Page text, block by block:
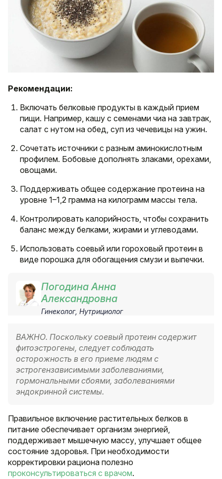
Рекомендации:
Включать белковые продукты в каждый прием
пищи. Например, кашу с семенами чиа на завтрак,
салат с нутом на обед, суп из чечевицы на ужин.
Сочетать источники с разным аминокислотным
профилем. Бобовые дополнять злаками, орехами,
овощами.
Поддерживать общее содержание протеина на
уровне 1–1,2 грамма на килограмм массы тела.
Контролировать калорийность, чтобы сохранить
баланс между белками, жирами и углеводами.
Использовать соевый или гороховый протеин в
виде порошка для обогащения смузи и выпечки.
Погодина Анна
Александровна
Гинеколог, Нутрициолог
ВАЖНО. Поскольку соевый протеин содержит
фитоэстрогены, следует соблюдать
осторожность в его приеме людям с
эстрогензависимыми заболеваниями,
гормональными сбоями, заболеваниями
эндокринной системы.
Правильное включение растительных белков в
питание обеспечивает организм энергией,
поддерживает мышечную массу, улучшает общее
состояние здоровья. При необходимости
корректировки рациона полезно
проконсультироваться с врачом.